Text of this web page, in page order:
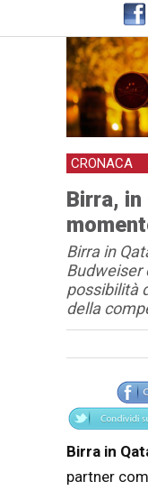
CRONACA
Birra, in
Birra in
Budweiser
possibilità
della
Articolo
Testo articolo
Birra in
partner